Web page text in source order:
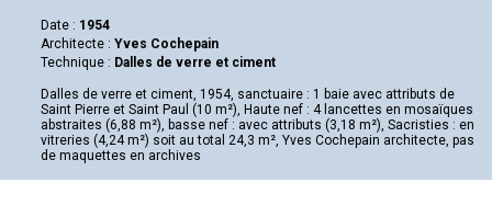
Date : 1954
Architecte : Yves Cochepain
Technique : Dalles de verre et ciment
Dalles de verre et ciment, 1954, sanctuaire : 1 baie avec attributs de
Saint Pierre et Saint Paul (10 m²), Haute nef : 4 lancettes en mosaïques
abstraites (6,88 m²), basse nef : avec attributs (3,18 m²), Sacristies : en
vitreries (4,24 m²) soit au total 24,3 m², Yves Cochepain architecte, pas
de maquettes en archives